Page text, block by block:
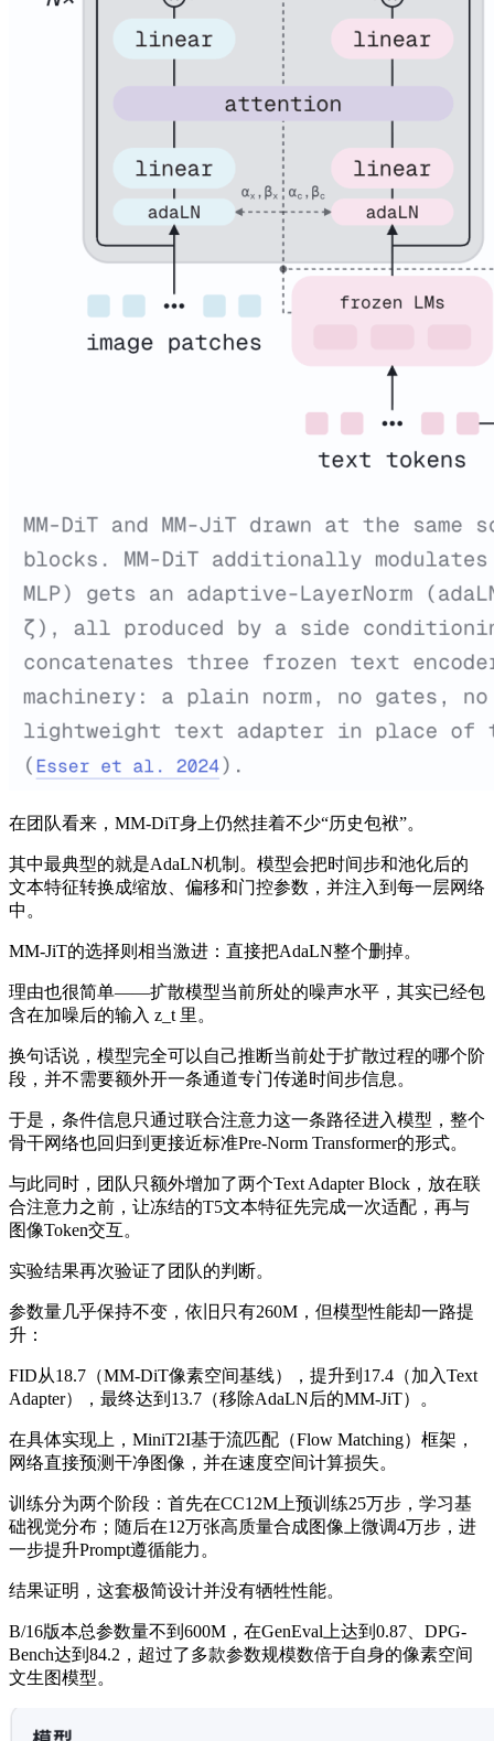
在团队看来，MM-DiT身上仍然挂着不少“历史包袱”。
其中最典型的就是AdaLN机制。模型会把时间步和池化后的
文本特征转换成缩放、偏移和门控参数，并注入到每一层网络
中。
MM-JiT的选择则相当激进：直接把AdaLN整个删掉。
理由也很简单——扩散模型当前所处的噪声水平，其实已经包
含在加噪后的输入 z_t 里。
换句话说，模型完全可以自己推断当前处于扩散过程的哪个阶
段，并不需要额外开一条通道专门传递时间步信息。
于是，条件信息只通过联合注意力这一条路径进入模型，整个
骨干网络也回归到更接近标准Pre-Norm Transformer的形式。
与此同时，团队只额外增加了两个Text Adapter Block，放在联
合注意力之前，让冻结的T5文本特征先完成一次适配，再与
图像Token交互。
实验结果再次验证了团队的判断。
参数量几乎保持不变，依旧只有260M，但模型性能却一路提
升：
FID从18.7（MM-DiT像素空间基线），提升到17.4（加入Text
Adapter），最终达到13.7（移除AdaLN后的MM-JiT）。
在具体实现上，MiniT2I基于流匹配（Flow Matching）框架，
网络直接预测干净图像，并在速度空间计算损失。
训练分为两个阶段：首先在CC12M上预训练25万步，学习基
础视觉分布；随后在12万张高质量合成图像上微调4万步，进
一步提升Prompt遵循能力。
结果证明，这套极简设计并没有牺牲性能。
B/16版本总参数量不到600M，在GenEval上达到0.87、DPG-
Bench达到84.2，超过了多款参数规模数倍于自身的像素空间
文生图模型。